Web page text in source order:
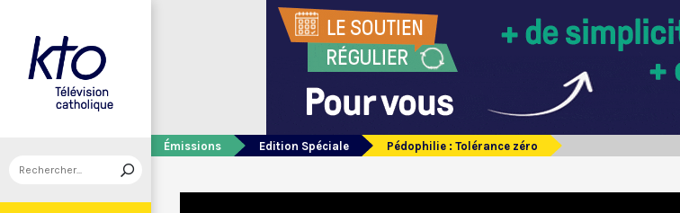
Émissions Edition Spéciale Pédophilie : Tolérance zéro